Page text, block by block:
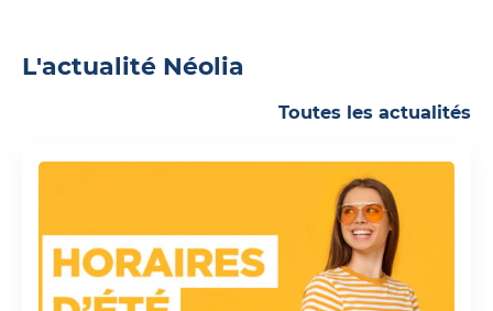
L'actualité Néolia
Toutes les actualités